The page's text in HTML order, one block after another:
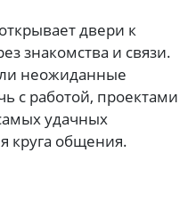
двери к
знакомства и связи.
неожиданные
с работой, проектами
удачных
круга общения.